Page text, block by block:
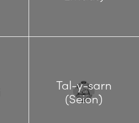
Tal-y-sarn
(Seion)